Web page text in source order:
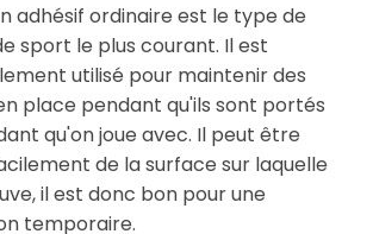
adhésif ordinaire est le type de
sport le plus courant. Il est
utilisé pour maintenir des
place pendant qu'ils sont portés
qu'on joue avec. Il peut être
de la surface sur laquelle
il est donc bon pour une
temporaire.